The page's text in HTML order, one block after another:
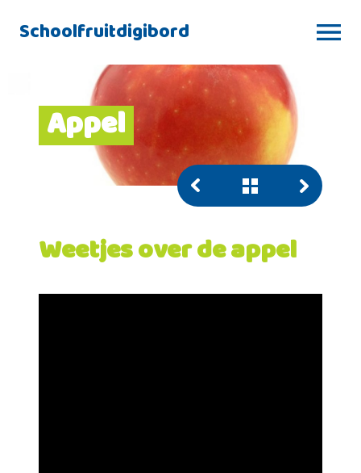
Schoolfruitdigibord
Appel
Weetjes over de appel